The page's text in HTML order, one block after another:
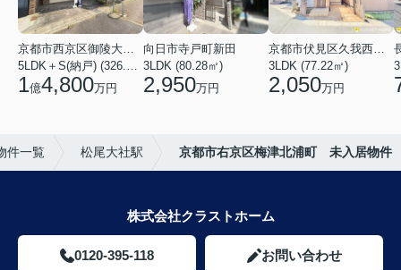
1億4,800万円
向日市寺戸町新田
3LDK (80.28㎡)
2,950万円
3LDK (77.22㎡)
2,050万円
件一覧 松尾大社駅 京都市右京区梅津北浦町 未入居物件
株式会社クラストホーム
0120-395-118 お問い合わせ